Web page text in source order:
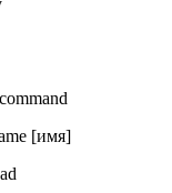
[имя]